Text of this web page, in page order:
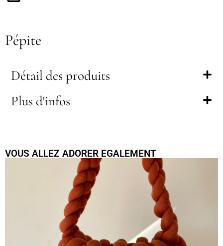
Pépite
Détail des produits
Plus d'infos
VOUS ALLEZ ADORER EGALEMENT